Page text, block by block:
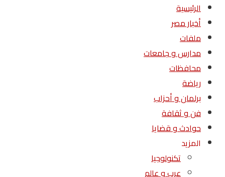
الرئيسية
أخبار مصر
ملفات
مدارس و جامعات
محافظات
رياضة
برلمان و أحزاب
فن و ثقافة
حوادث و قضايا
المزيد
تكنولوجيا
عرب و عالم